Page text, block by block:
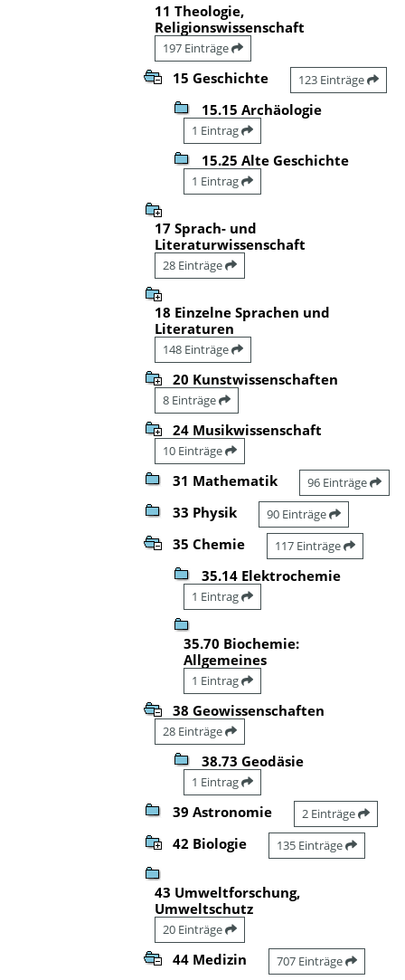
11 Theologie,
Religionswissenschaft
197 Einträge
15 Geschichte 123 Einträge
15.15 Archäologie
1 Eintrag
15.25 Alte Geschichte
1 Eintrag
17 Sprach- und
Literaturwissenschaft
28 Einträge
18 Einzelne Sprachen und
Literaturen
148 Einträge
20 Kunstwissenschaften
8 Einträge
24 Musikwissenschaft
10 Einträge
31 Mathematik 96 Einträge
33 Physik 90 Einträge
35 Chemie 117 Einträge
35.14 Elektrochemie
1 Eintrag
35.70 Biochemie:
Allgemeines
1 Eintrag
38 Geowissenschaften
28 Einträge
38.73 Geodäsie
1 Eintrag
39 Astronomie 2 Einträge
42 Biologie 135 Einträge
43 Umweltforschung,
Umweltschutz
20 Einträge
44 Medizin 707 Einträge